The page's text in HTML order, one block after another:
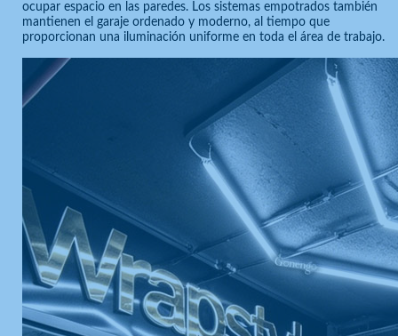
ocupar espacio en las paredes. Los sistemas empotrados también
mantienen el garaje ordenado y moderno, al tiempo que
proporcionan una iluminación uniforme en toda el área de trabajo.